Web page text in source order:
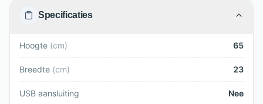
Specificaties
Hoogte (cm) 65
Breedte (cm) 23
USB aansluiting Nee